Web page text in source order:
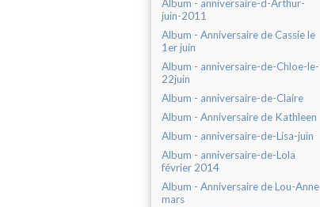
Album - anniversaire-d-Arthur-
juin-2011
Album - Anniversaire de Cassie le
1er juin
Album - anniversaire-de-Chloe-le-
22juin
Album - anniversaire-de-Claire
Album - Anniversaire de Kathleen
Album - anniversaire-de-Lisa-juin
Album - anniversaire-de-Lola
février 2014
Album - Anniversaire de Lou-Anne
mars